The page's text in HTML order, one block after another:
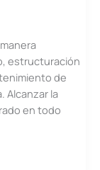
estructuración
de
Alcanzar la
en todo